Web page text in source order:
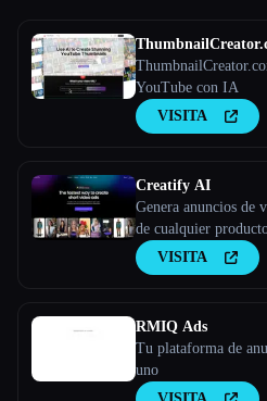
YouTube con IA
VISITA
Creatify AI
Genera anuncios de
de cualquier
VISITA
RMIQ Ads
Tu plataforma de
uno